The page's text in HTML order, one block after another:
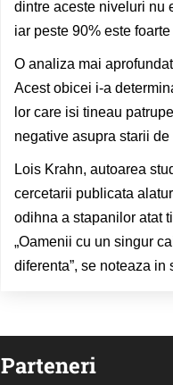
dintre aceste niveluri nu
iar peste 90% este
O analiza mai
Acest obicei i-a
lor care isi tineau
negative asupra starii
Lois Krahn, autoarea
cercetarii publicata
odihna a stapanilor atat
„Oamenii cu un singur
diferenta”, se noteaza in
Parteneri